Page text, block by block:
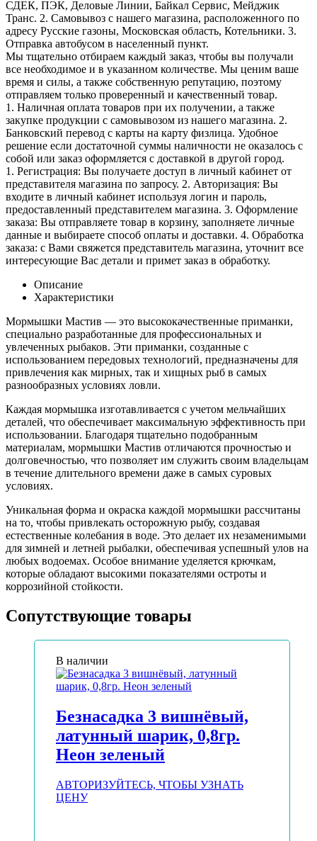
СДЕК, ПЭК, Деловые Линии, Байкал Сервис, Мейджик
Транс. 2. Самовывоз с нашего магазина, расположенного по
адресу Русские газоны, Московская область, Котельники. 3.
Отправка автобусом в населенный пункт.
Мы тщательно отбираем каждый заказ, чтобы вы получали
все необходимое и в указанном количестве. Мы ценим ваше
время и силы, а также собственную репутацию, поэтому
отправляем только проверенный и качественный товар.
1. Наличная оплата товаров при их получении, а также
закупке продукции с самовывозом из нашего магазина. 2.
Банковский перевод с карты на карту физлица. Удобное
решение если достаточной суммы наличности не оказалось с
собой или заказ оформляется с доставкой в другой город.
1. Регистрация: Вы получаете доступ в личный кабинет от
представителя магазина по запросу. 2. Авторизация: Вы
входите в личный кабинет используя логин и пароль,
предоставленный представителем магазина. 3. Оформление
заказа: Вы отправляете товар в корзину, заполняете личные
данные и выбираете способ оплаты и доставки. 4. Обработка
заказа: с Вами свяжется представитель магазина, уточнит все
интересующие Вас детали и примет заказ в обработку.
Описание
Характеристики
Мормышки Мастив — это высококачественные приманки,
специально разработанные для профессиональных и
увлеченных рыбаков. Эти приманки, созданные с
использованием передовых технологий, предназначены для
привлечения как мирных, так и хищных рыб в самых
разнообразных условиях ловли.
Каждая мормышка изготавливается с учетом мельчайших
деталей, что обеспечивает максимальную эффективность при
использовании. Благодаря тщательно подобранным
материалам, мормышки Мастив отличаются прочностью и
долговечностью, что позволяет им служить своим владельцам
в течение длительного времени даже в самых суровых
условиях.
Уникальная форма и окраска каждой мормышки рассчитаны
на то, чтобы привлекать осторожную рыбу, создавая
естественные колебания в воде. Это делает их незаменимыми
для зимней и летней рыбалки, обеспечивая успешный улов на
любых водоемах. Особое внимание уделяется крючкам,
которые обладают высокими показателями остроты и
коррозийной стойкости.
Сопутствующие товары
В наличии
Безнасадка 3 вишнёвый,
латунный шарик, 0,8гр.
Неон зеленый
АВТОРИЗУЙТЕСЬ, ЧТОБЫ УЗНАТЬ
ЦЕНУ